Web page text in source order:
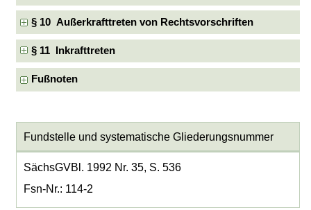
§ 10 Außerkrafttreten von Rechtsvorschriften
§ 11 Inkrafttreten
Fußnoten
Fundstelle und systematische Gliederungsnummer
SächsGVBl. 1992 Nr. 35, S. 536
Fsn-Nr.: 114-2